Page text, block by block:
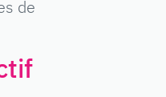
de